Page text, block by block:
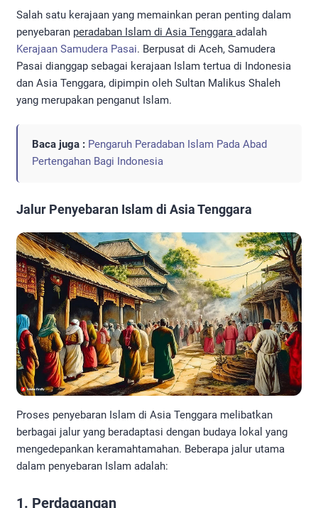
Salah satu kerajaan yang memainkan peran penting dalam
penyebaran peradaban Islam di Asia Tenggara adalah
Kerajaan Samudera Pasai. Berpusat di Aceh, Samudera
Pasai dianggap sebagai kerajaan Islam tertua di Indonesia
dan Asia Tenggara, dipimpin oleh Sultan Malikus Shaleh
yang merupakan penganut Islam.
Baca juga : Pengaruh Peradaban Islam Pada Abad
Pertengahan Bagi Indonesia
Jalur Penyebaran Islam di Asia Tenggara
Proses penyebaran Islam di Asia Tenggara melibatkan
berbagai jalur yang beradaptasi dengan budaya lokal yang
mengedepankan keramahtamahan. Beberapa jalur utama
dalam penyebaran Islam adalah:
1. Perdagangan